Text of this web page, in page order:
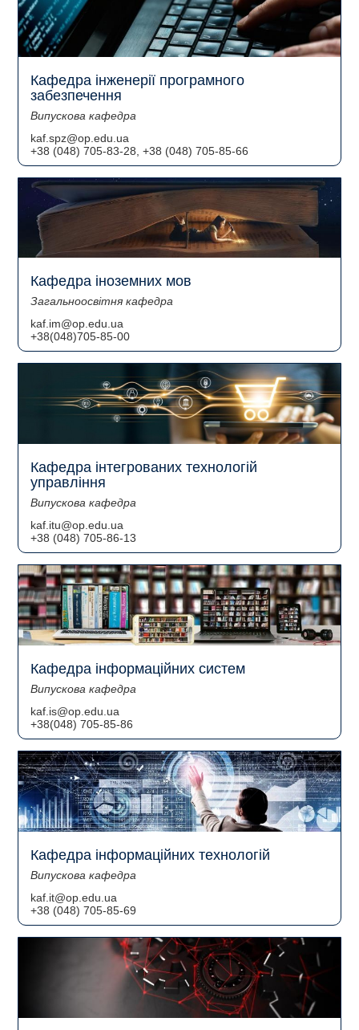
Кафедра інженерії програмного
забезпечення
Випускова кафедра
kaf.spz@op.edu.ua
+38 (048) 705-83-28, +38 (048) 705-85-66
Кафедра іноземних мов
Загальноосвітня кафедра
kaf.im@op.edu.ua
+38(048)705-85-00
Кафедра інтегрованих технологій
управління
Випускова кафедра
kaf.itu@op.edu.ua
+38 (048) 705-86-13
Кафедра інформаційних систем
Випускова кафедра
kaf.is@op.edu.ua
+38(048) 705-85-86
Кафедра інформаційних технологій
Випускова кафедра
kaf.it@op.edu.ua
+38 (048) 705-85-69